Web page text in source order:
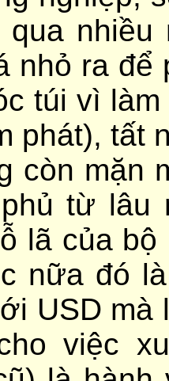
qua
nhỏ ra
túi vì
phát), tất
còn mặn
từ
lã của
nữa đó
USD mà
việc